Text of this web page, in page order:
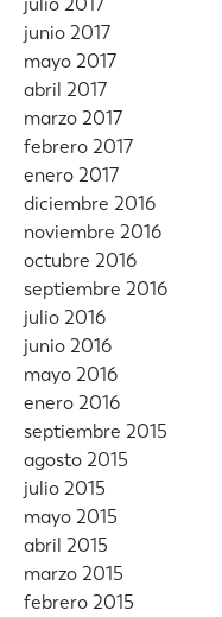
junio 2017
mayo 2017
abril 2017
marzo 2017
febrero 2017
enero 2017
diciembre 2016
noviembre 2016
octubre 2016
septiembre 2016
julio 2016
junio 2016
mayo 2016
enero 2016
septiembre 2015
agosto 2015
julio 2015
mayo 2015
abril 2015
marzo 2015
febrero 2015